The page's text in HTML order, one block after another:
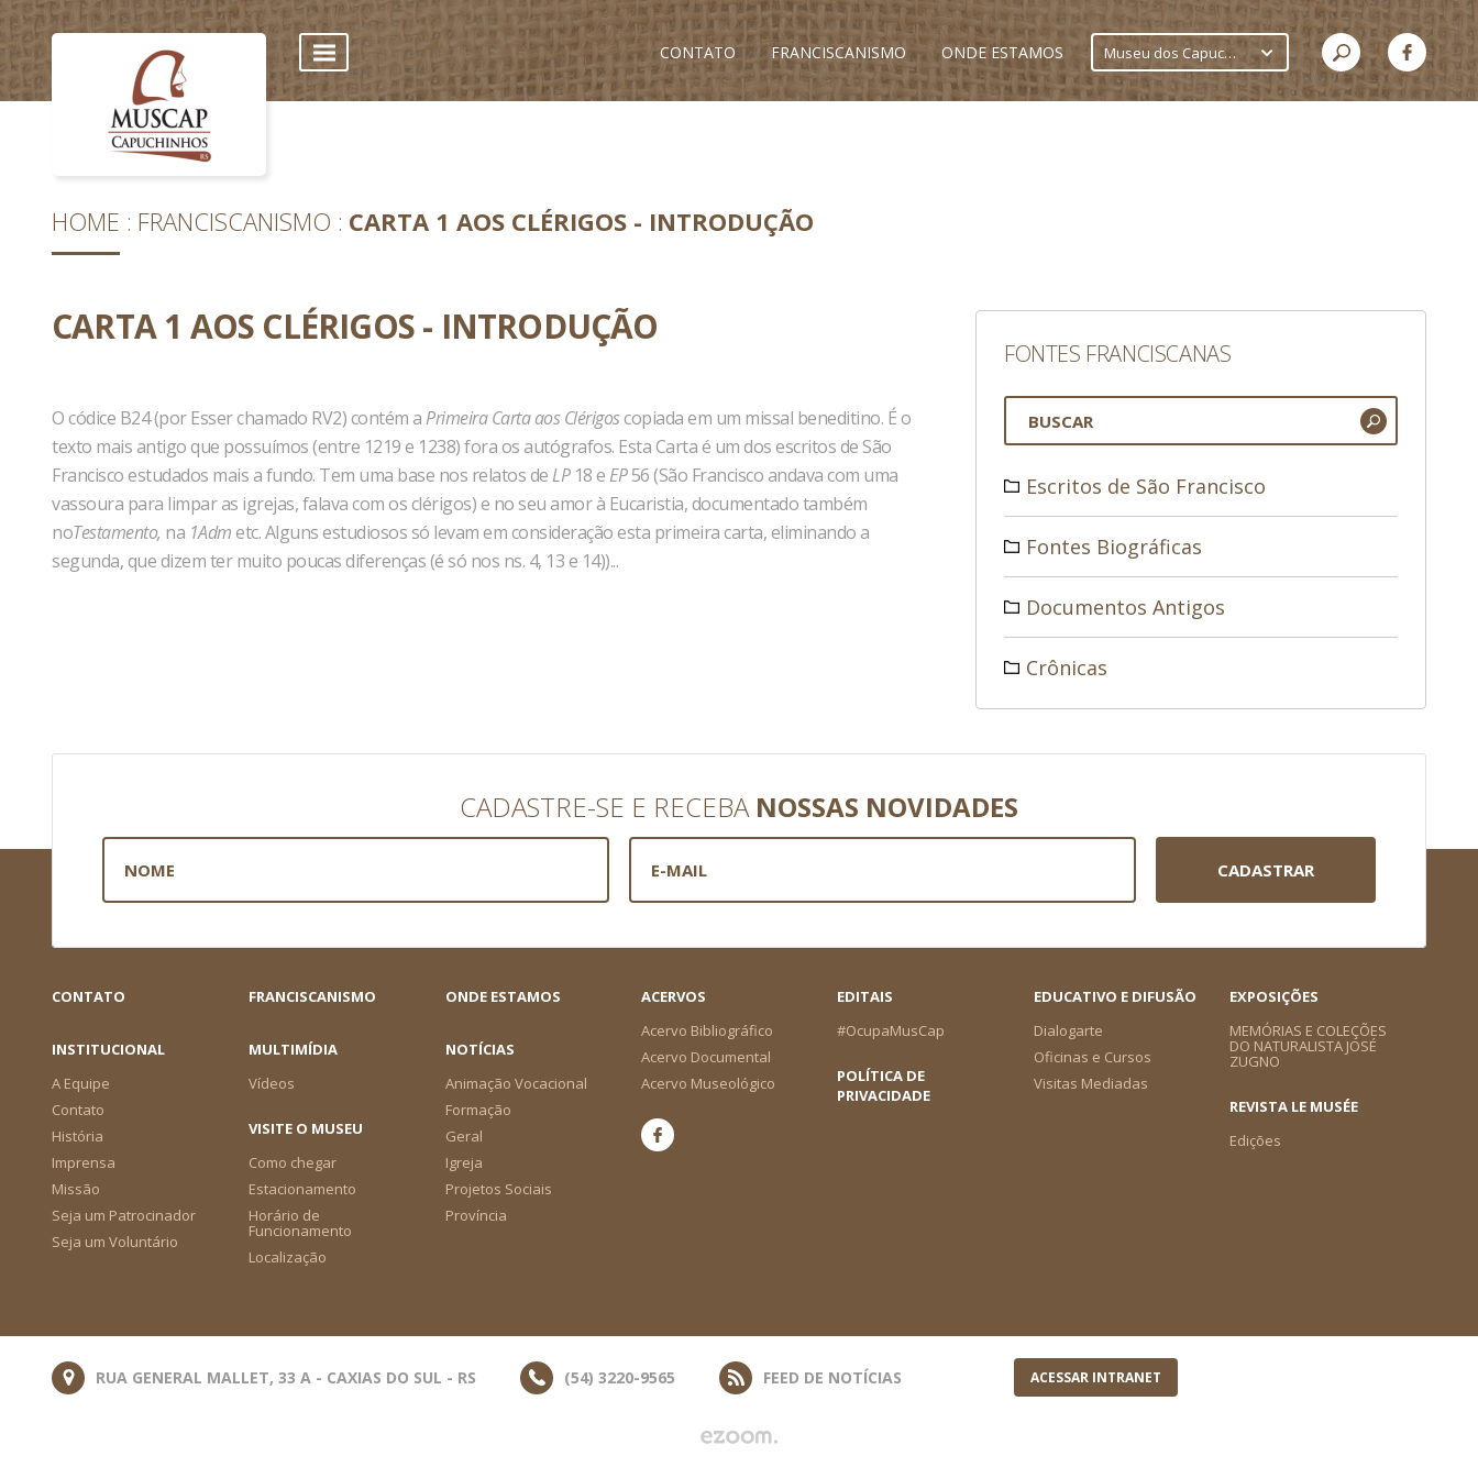
CONTATO FRANCISCANISMO ONDE ESTAMOS Museu dos Capuchinhos
HOME FRANCISCANISMO CARTA 1 AOS CLÉRIGOS - INTRODUÇÃO
CARTA 1 AOS CLÉRIGOS - INTRODUÇÃO
O códice B24 (por Esser chamado RV2) contém a Primeira Carta aos Clérigoscopiada em um missal beneditino. É o
texto mais antigo que possuímos (entre 1219 e 1238) fora os autógrafos. Esta Carta é um dos escritos de São
Francisco estudados mais a fundo. Tem uma base nos relatos de LP 18 e EP56 (São Francisco andava com uma
vassoura para limpar as igrejas, falava com os clérigos) e no seu amor à Eucaristia, documentado também
noTestamento, na 1Admetc. Alguns estudiosos só levam em consideração esta primeira carta, eliminando a
segunda, que dizem ter muito poucas diferenças (é só nos ns. 4, 13 e 14))...
FONTES FRANCISCANAS
Escritos de São Francisco
Fontes Biográficas
Documentos Antigos
Crônicas
CADASTRE-SE E RECEBA NOSSAS NOVIDADES
CADASTRAR
CONTATO FRANCISCANISMO ONDE ESTAMOS
ACERVOS
Acervo Bibliográfico
Acervo Documental
Acervo Museológico
EDITAIS
#OcupaMusCap
EDUCATIVO E DIFUSÃO
Dialogarte
Oficinas e Cursos
Visitas Mediadas
EXPOSIÇÕES
MEMÓRIAS E COLEÇÕES
DO NATURALISTA JOSÉ
ZUGNO
INSTITUCIONAL
A Equipe
Contato
História
Imprensa
Missão
Seja um Patrocinador
Seja um Voluntário
MULTIMÍDIA
Vídeos
NOTÍCIAS
Animação Vocacional
Formação
Geral
Igreja
Projetos Sociais
Província
POLÍTICA DE
PRIVACIDADE
REVISTA LE MUSÉE
Edições
VISITE O MUSEU
Como chegar
Estacionamento
Horário de
Funcionamento
Localização
RUA GENERAL MALLET, 33 A - CAXIAS DO SUL - RS (54) 3220-9565 FEED DE NOTÍCIAS ACESSAR INTRANET